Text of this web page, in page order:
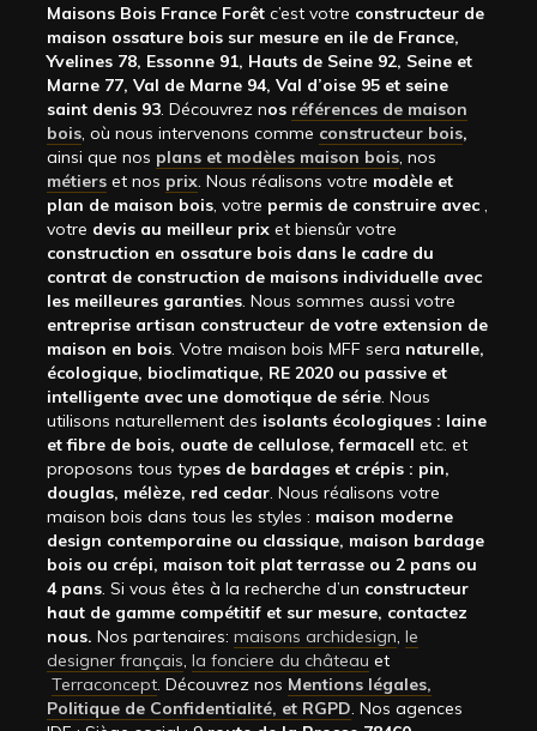
Maisons Bois France Forêt c’est votre constructeur de
maison ossature bois sur mesure en ile de France,
Yvelines 78, Essonne 91, Hauts de Seine 92, Seine et
Marne 77, Val de Marne 94, Val d’oise 95 et seine
saint denis 93. Découvrez nos références de maison
bois, où nous intervenons comme constructeur bois,
ainsi que nos plans et modèles maison bois, nos
métiers et nos prix. Nous réalisons votre modèle et
plan de maison bois, votre permis de construire avec ,
votre devis au meilleur prix et biensûr votre
construction en ossature bois dans le cadre du
contrat de construction de maisons individuelle avec
les meilleures garanties. Nous sommes aussi votre
entreprise artisan constructeur de votre extension de
maison en bois. Votre maison bois MFF sera naturelle,
écologique, bioclimatique, RE 2020 ou passive et
intelligente avec une domotique de série. Nous
utilisons naturellement des isolants écologiques : laine
et fibre de bois, ouate de cellulose, fermacell etc. et
proposons tous types de bardages et crépis : pin,
douglas, mélèze, red cedar. Nous réalisons votre
maison bois dans tous les styles : maison moderne
design contemporaine ou classique, maison bardage
bois ou crépi, maison toit plat terrasse ou 2 pans ou
4 pans. Si vous êtes à la recherche d’un constructeur
haut de gamme compétitif et sur mesure, contactez
nous. Nos partenaires: maisons archidesign, le
designer français, la fonciere du château et
Terraconcept. Découvrez nos Mentions légales,
Politique de Confidentialité, et RGPD. Nos agences